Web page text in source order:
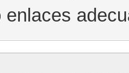
enlaces